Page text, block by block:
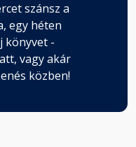
szánsz a
egy héten
könyvet -
vagy akár
közben!